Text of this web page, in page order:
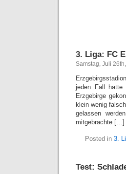
3. Liga: FC
Samstag, Juli
jeden Fall hatte
Erzgebirge
klein wenig
gelassen
mitgebrachte […]
Posted in 3.
Test: